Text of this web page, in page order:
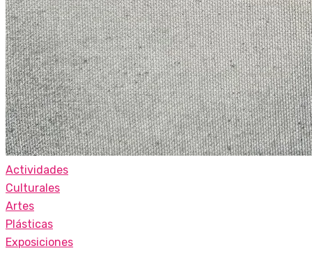
Actividades
Culturales
Artes
Plásticas
Exposiciones